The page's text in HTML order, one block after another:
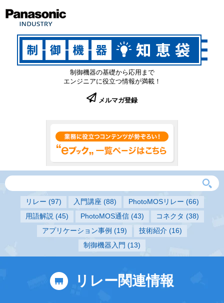
制御機器の基礎から応用まで
エンジニアに役立つ情報が満載！
メルマガ登録
リレー (97) 入門講座 (88) PhotoMOSリレー (66)
用語解説 (45) PhotoMOS通信 (43) コネクタ (38)
アプリケーション事例 (19) 技術紹介 (16)
制御機器入門 (13)
リレー関連情報